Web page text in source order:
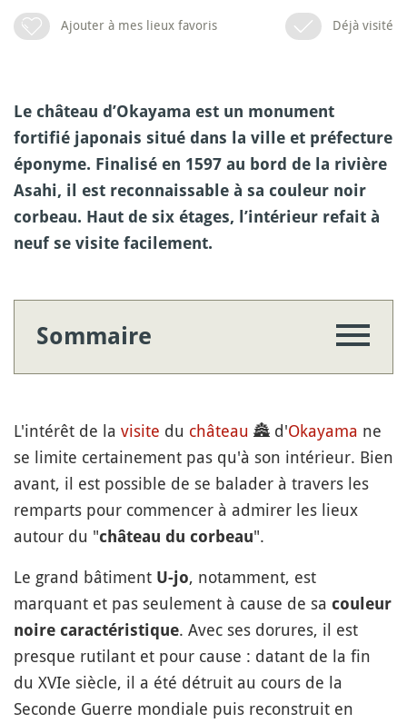
Ajouter à mes lieux favoris Déjà visité
Le château d’Okayama est un monument
fortifié japonais situé dans la ville et préfecture
éponyme. Finalisé en 1597 au bord de la rivière
Asahi, il est reconnaissable à sa couleur noir
corbeau. Haut de six étages, l’intérieur refait à
neuf se visite facilement.
Sommaire
L'intérêt de la visite du château 🏯 d'Okayama ne
se limite certainement pas qu'à son intérieur. Bien
avant, il est possible de se balader à travers les
remparts pour commencer à admirer les lieux
autour du "château du corbeau".
Le grand bâtiment U-jo, notamment, est
marquant et pas seulement à cause de sa couleur
noire caractéristique. Avec ses dorures, il est
presque rutilant et pour cause : datant de la fin
du XVIe siècle, il a été détruit au cours de la
Seconde Guerre mondiale puis reconstruit en